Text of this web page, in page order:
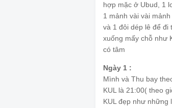
hợp mặc ở Ubud, 1
1 mảnh vài vài
và 1 đôi dép lê để đi
xuống mấy chỗ như
có tâm
Ngày 1 :
Mình và Thu bay
KUL là 21:00( theo
KUL đẹp như những